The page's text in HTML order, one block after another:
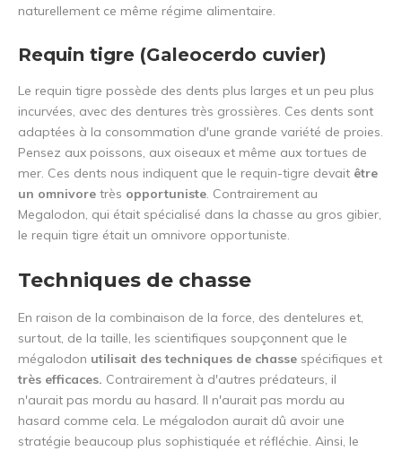
naturellement ce même régime alimentaire.
Requin tigre (Galeocerdo cuvier)
Le requin tigre possède des dents plus larges et un peu plus
incurvées, avec des dentures très grossières. Ces dents sont
adaptées à la consommation d'une grande variété de proies.
Pensez aux poissons, aux oiseaux et même aux tortues de
mer. Ces dents nous indiquent que le requin-tigre devait être
un omnivore très opportuniste. Contrairement au
Megalodon, qui était spécialisé dans la chasse au gros gibier,
le requin tigre était un omnivore opportuniste.
Techniques de chasse
En raison de la combinaison de la force, des dentelures et,
surtout, de la taille, les scientifiques soupçonnent que le
mégalodon utilisait des techniques de chasse spécifiques et
très efficaces. Contrairement à d'autres prédateurs, il
n'aurait pas mordu au hasard. Il n'aurait pas mordu au
hasard comme cela. Le mégalodon aurait dû avoir une
stratégie beaucoup plus sophistiquée et réfléchie. Ainsi, le